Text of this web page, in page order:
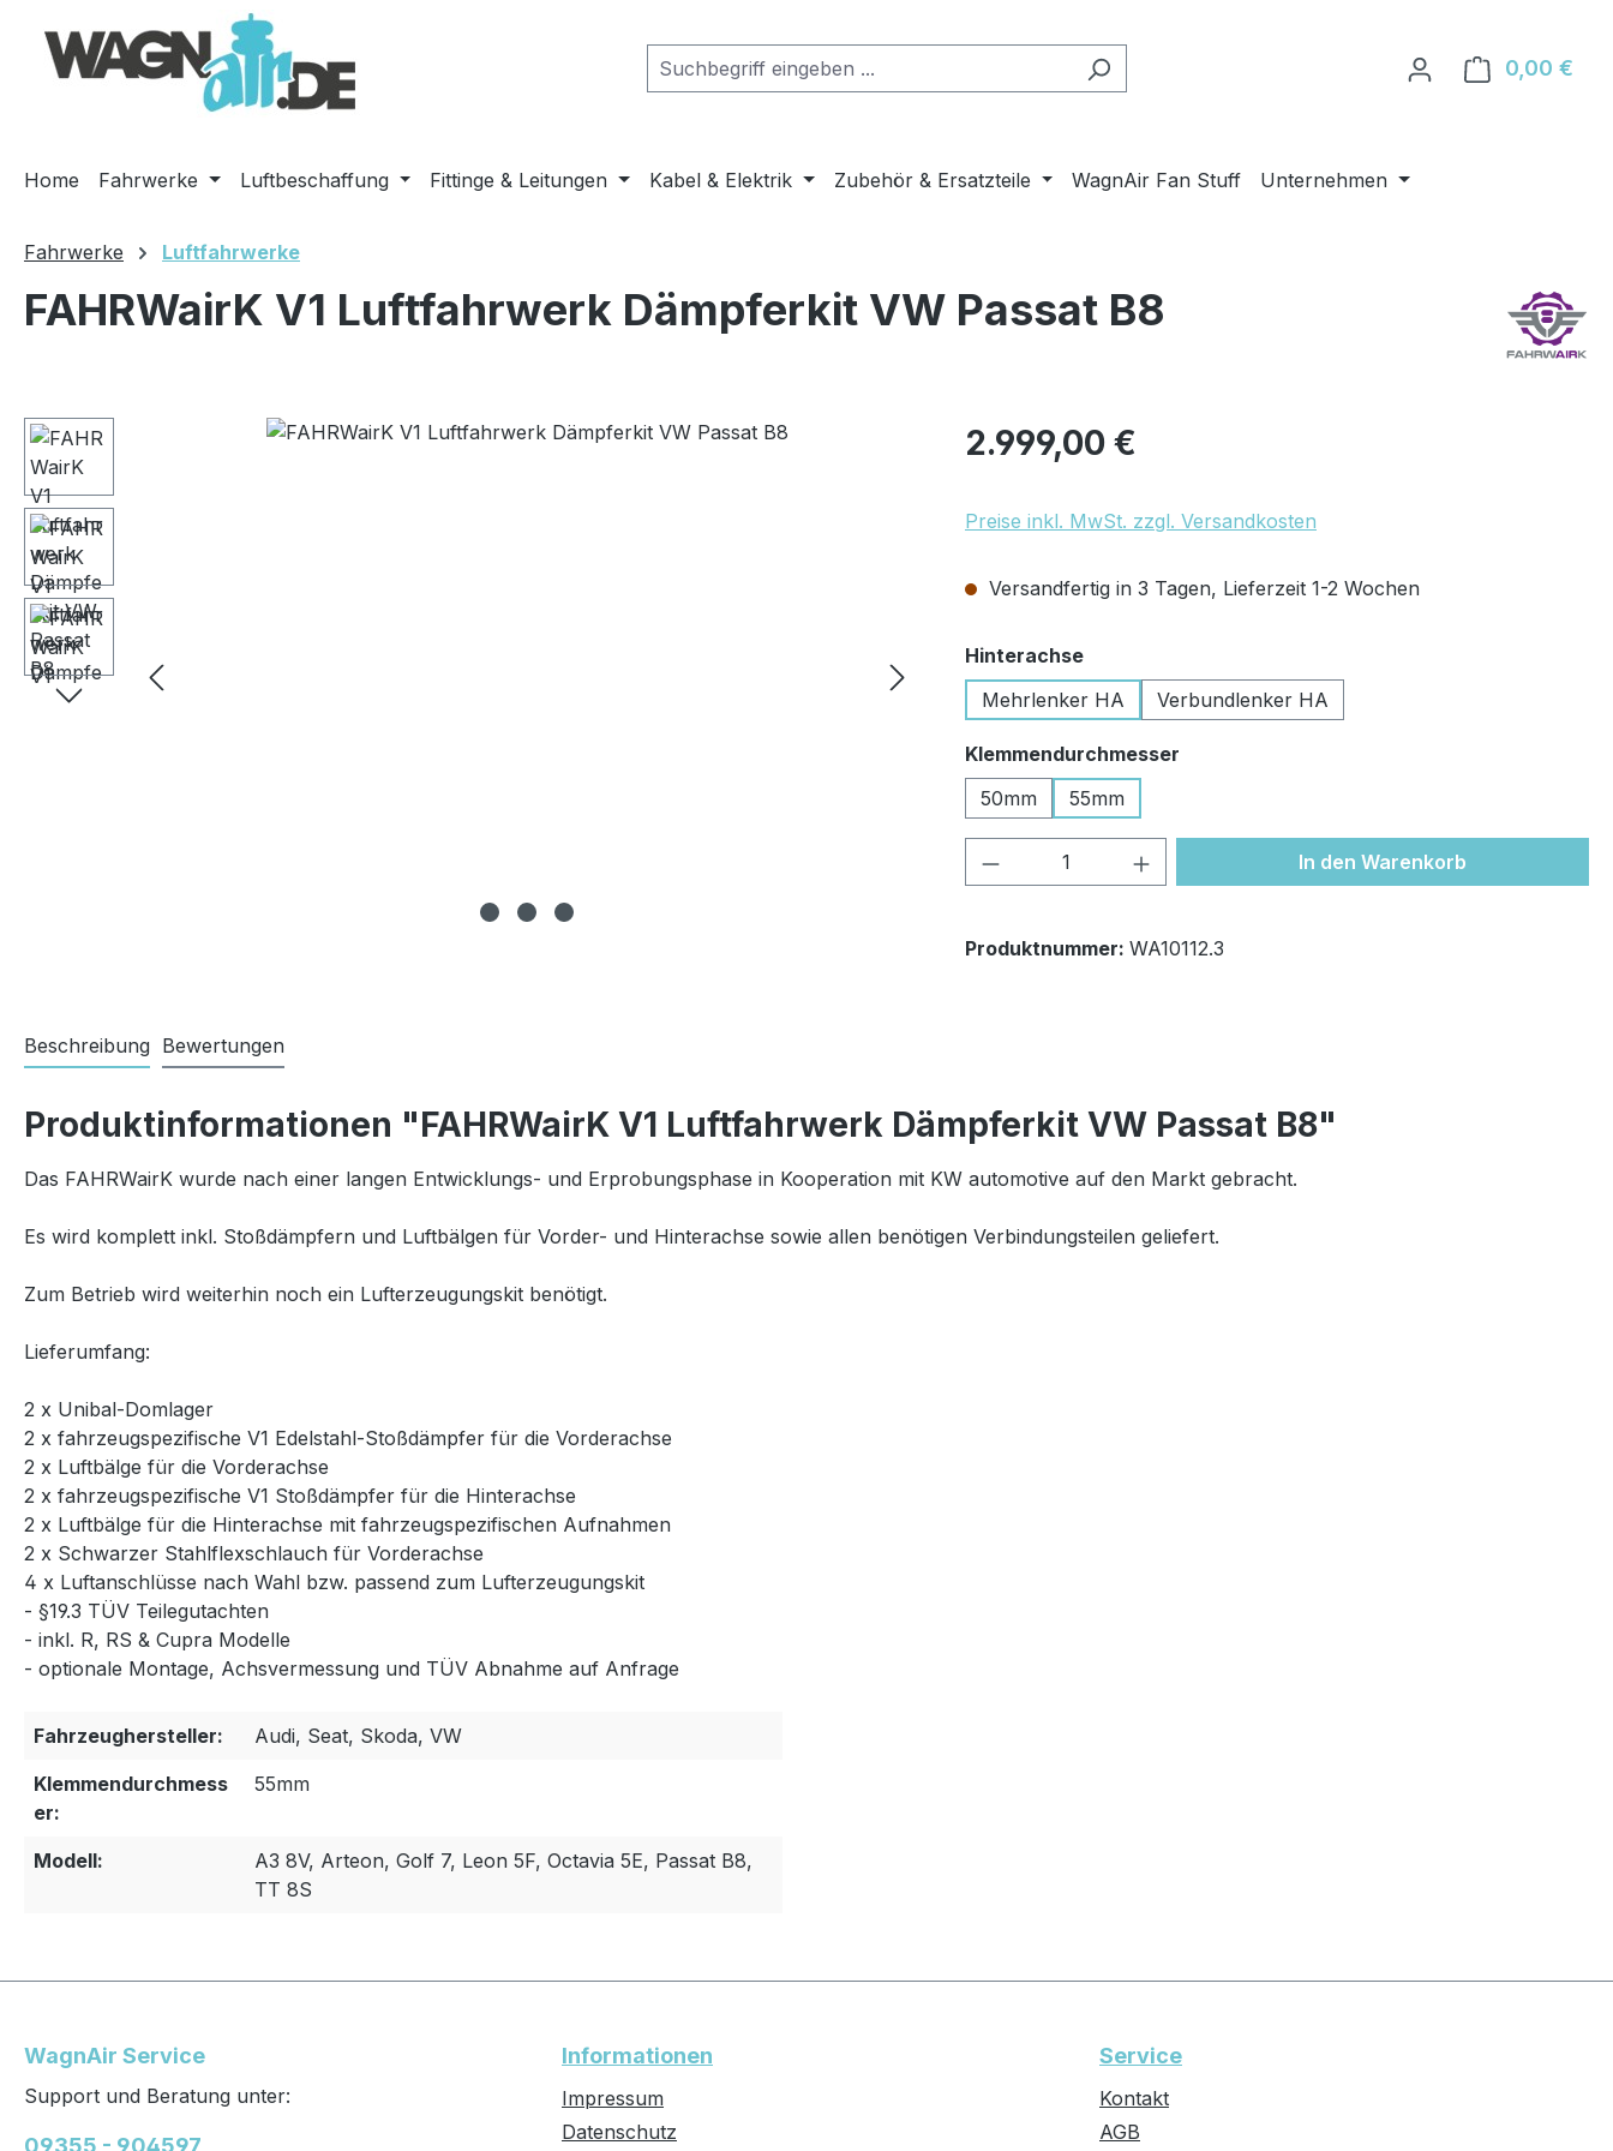
Hauptinhalt springen
Zur Suche springen
Zur Hauptnavigation springen
0,00 €
Home Fahrwerke Luftbeschaffung Fittinge & Leitungen Kabel & Elektrik Zubehör & Ersatzteile WagnAir Fan Stuff Unternehmen
Fahrwerke Luftfahrwerke
FAHRWairK V1 Luftfahrwerk Dämpferkit VW Passat B8
Bildergalerie überspringen Regulärer Preis:
2.999,00 €
Preise inkl. MwSt. zzgl. Versandkosten
Versandfertig in 3 Tagen, Lieferzeit 1-2 Wochen
Hinterachseauswählen
Mehrlenker HA
Verbundlenker HA
Klemmendurchmesser
50mm
55mm
Produkt Anzahl: Gib den gewünschten Wert
In den Warenkorb
Produktnummer: WA10112.3
Beschreibung Bewertungen
Produktinformationen "FAHRWairK V1 Luftfahrwerk Dämpferkit VW Passat B8"
Das FAHRWairK wurde nach einer langen Entwicklungs- und Erprobungsphase in Kooperation mit KW automotive auf den Markt gebracht.
Es wird komplett inkl. Stoßdämpfern und Luftbälgen für Vorder- und Hinterachse sowie allen benötigen Verbindungsteilen geliefert.
Zum Betrieb wird weiterhin noch ein Lufterzeugungskit benötigt.
Lieferumfang:
2 x Unibal-Domlager
2 x fahrzeugspezifische V1 Edelstahl-Stoßdämpfer für die Vorderachse
2 x Luftbälge für die Vorderachse
2 x fahrzeugspezifische V1 Stoßdämpfer für die Hinterachse
2 x Luftbälge für die Hinterachse mit fahrzeugspezifischen Aufnahmen
2 x Schwarzer Stahlflexschlauch für Vorderachse
4 x Luftanschlüsse nach Wahl bzw. passend zum Lufterzeugungskit
- §19.3 TÜV Teilegutachten
- inkl. R, RS & Cupra Modelle
- optionale Montage, Achsvermessung und TÜV Abnahme auf Anfrage
Fahrzeughersteller:
Audi, Seat, Skoda, VW
Klemmendurchmess
er:
55mm
Modell:
A3 8V, Arteon, Golf 7, Leon 5F, Octavia 5E, Passat B8,
TT 8S
WagnAir Service
Support und Beratung unter:
Informationen
Impressum
Datenschutz
Service
Kontakt
AGB